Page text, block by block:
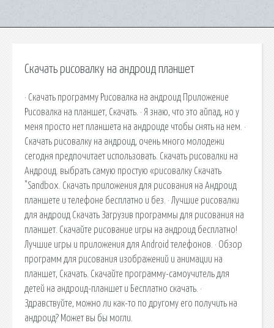
Скачать рисовалку на андроид планшет
· Скачать программу Рисовалка на андроид Приложение
Рисовалка на планшет, Скачать. · Я знаю, что это айпад, но у
меня просто нет планшета на андроиде чтобы снять на нем. ·
Скачать рисовалку на андроид, очень много молодежи
сегодня предпочитает использовать. Скачать рисовалки на
Андроид. выбрать самую простую «рисовалку Скачать
"Sandbox. Скачать приложения для рисования на Андроид
планшете и телефоне бесплатно и без. · Лучшие рисовалки
для андроид Скачать Загрузив программы для рисования на
планшет. Скачайте рисование игры на андроид бесплатно!
Лучшие игры и приложения для Android телефонов. · Обзор
программ для рисования изображений и анимации на
планшет, Скачать. Скачайте программу-самоучитель для
детей на андроид-планшет и Бесплатно скачать. ·
Здравствуйте, можно ли как-то по другому его получить на
андроид? Может вы бы могли.